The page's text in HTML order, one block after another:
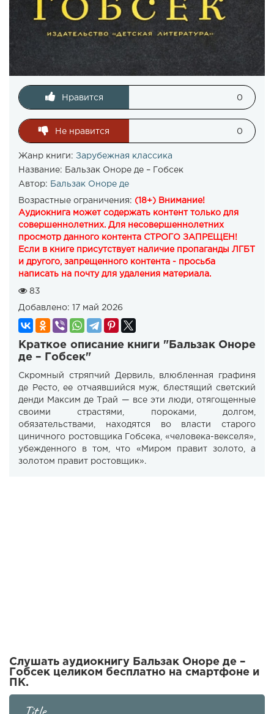
Нравится 0
Не нравится 0
Жанр книги: Зарубежная классика
Название: Бальзак Оноре де – Гобсек
Автор: Бальзак Оноре де
Возрастные ограничения: (18+) Внимание!
Аудиокнига может содержать контент только для
совершеннолетних. Для несовершеннолетних
просмотр данного контента СТРОГО ЗАПРЕЩЕН!
Если в книге присутствует наличие пропаганды ЛГБТ
и другого, запрещенного контента - просьба
написать на почту для удаления материала.
83
Добавлено: 17 май 2026
Краткое описание книги "Бальзак Оноре
де – Гобсек"
Скромный стряпчий Дервиль, влюбленная графиня
де Ресто, ее отчаявшийся муж, блестящий светский
денди Максим де Трай — все эти люди, отягощенные
своими страстями, пороками, долгом,
обязательствами, находятся во власти старого
циничного ростовщика Гобсека, «человека-векселя»,
убежденного в том, что «Миром правит золото, а
золотом правит ростовщик».
Слушать аудиокнигу Бальзак Оноре де –
Гобсек целиком бесплатно на смартфоне и
ПК.